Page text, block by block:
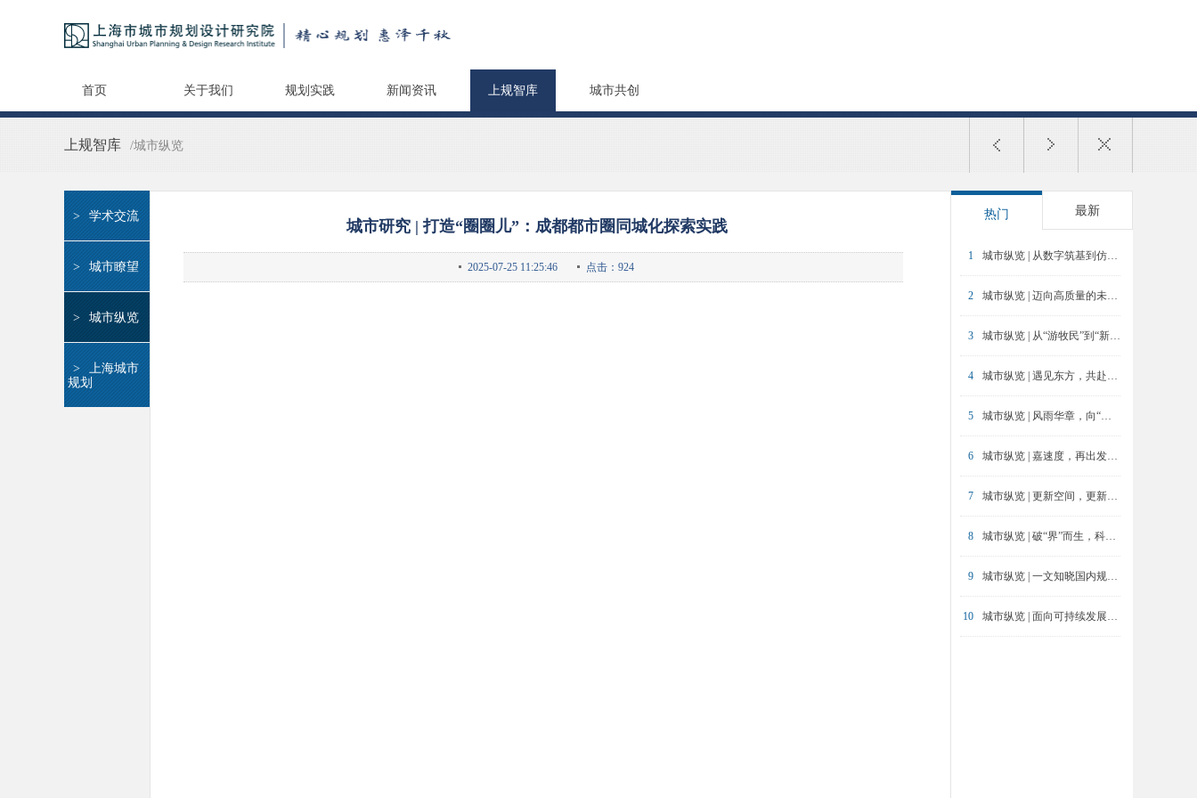
首页 关于我们 规划实践 新闻资讯 上规智库 城市共创
上规智库 /城市纵览
> 学术交流
> 城市瞭望
> 城市纵览
> 上海城市
规划
城市研究 | 打造“圈圈儿”：成都都市圈同城化探索实践
2025-07-25 11:25:46 点击：924
热门 最新
1 城市纵览 | 从数字筑基到仿真计算——武汉城市空间治理的数字化探索
2 城市纵览 | 迈向高质量的未来产业社区——上海市15分钟产业社区服务圈规划导则研究
3 城市纵览 | 从“游牧民”到“新乡民”：安吉DNA数字游牧民公社
4 城市纵览 | 遇见东方，共赴未来 ——上海东方枢纽国际商务合作区伴随式规划回顾
5 城市纵览 | 风雨华章，向“新”而行：上海存量工业用地更新的政策演进与实践探索
6 城市纵览 | 嘉速度，再出发：产业转型背景下的嘉定发展之路
7 城市纵览 | 更新空间，更新生活：外滩街道山北街区更新和治理一体化机制探索
8 城市纵览 | 破“界”而生，科学“城”长：松山湖创新跨越式发展之路
9 城市纵览 | 一文知晓国内规划建设实践热点（2024年度合集）
10 城市纵览 | 面向可持续发展的百年污水治理：上海污水系统规划与实施建设